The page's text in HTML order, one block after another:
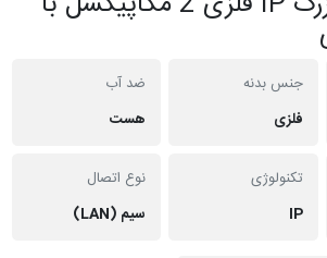
جنس بدنه
فلزی
ضد آب
هست
تکنولوژی
IP
نوع اتصال
سیم (LAN)